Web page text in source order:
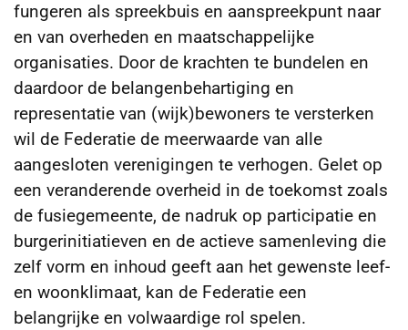
fungeren als spreekbuis en aanspreekpunt naar
en van overheden en maatschappelijke
organisaties. Door de krachten te bundelen en
daardoor de belangenbehartiging en
representatie van (wijk)bewoners te versterken
wil de Federatie de meerwaarde van alle
aangesloten verenigingen te verhogen. Gelet op
een veranderende overheid in de toekomst zoals
de fusiegemeente, de nadruk op participatie en
burgerinitiatieven en de actieve samenleving die
zelf vorm en inhoud geeft aan het gewenste leef-
en woonklimaat, kan de Federatie een
belangrijke en volwaardige rol spelen.